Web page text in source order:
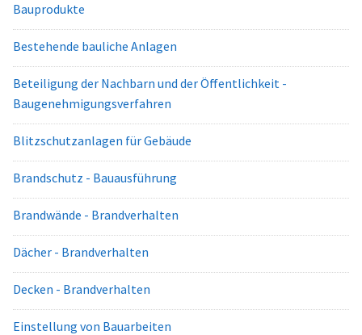
Bauprodukte
Bestehende bauliche Anlagen
Beteiligung der Nachbarn und der Öffentlichkeit -
Baugenehmigungsverfahren
Blitzschutzanlagen für Gebäude
Brandschutz - Bauausführung
Brandwände - Brandverhalten
Dächer - Brandverhalten
Decken - Brandverhalten
Einstellung von Bauarbeiten